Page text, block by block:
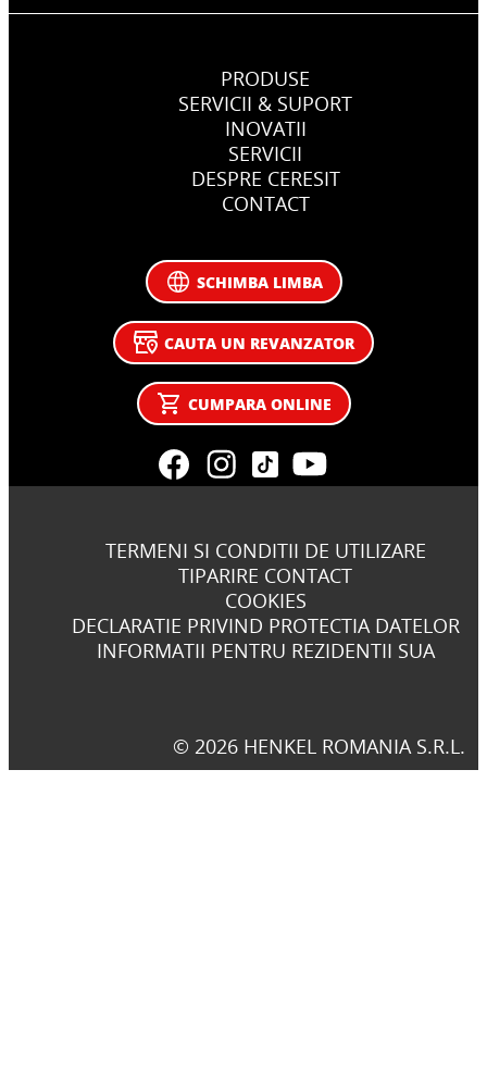
PRODUSE
SERVICII & SUPORT
INOVATII
SERVICII
DESPRE CERESIT
CONTACT
SCHIMBA LIMBA
CAUTA UN REVANZATOR
CUMPARA ONLINE
TERMENI SI CONDITII DE UTILIZARE
TIPARIRE CONTACT
COOKIES
DECLARATIE PRIVIND PROTECTIA DATELOR
INFORMATII PENTRU REZIDENTII SUA
© 2026 HENKEL ROMANIA S.R.L.